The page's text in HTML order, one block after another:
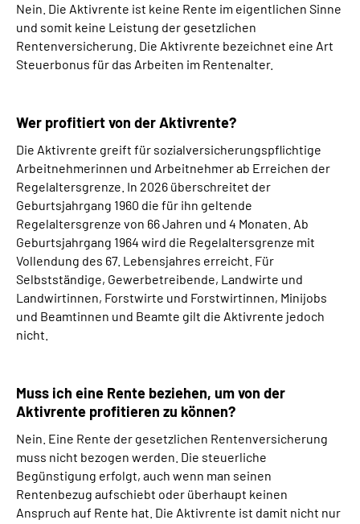
Suche
Nein. Die Aktivrente ist keine Rente im eigentlichen Sinne
und somit keine Leistung der gesetzlichen
Rentenversicherung. Die Aktivrente bezeichnet eine Art
Steuerbonus für das Arbeiten im Rentenalter.
Wer profitiert von der Aktivrente?
Die Aktivrente greift für sozialversicherungspflichtige
Arbeitnehmerinnen und Arbeitnehmer ab Erreichen der
Regelaltersgrenze. In 2026 überschreitet der
Geburtsjahrgang 1960 die für ihn geltende
Regelaltersgrenze von 66 Jahren und 4 Monaten. Ab
Geburtsjahrgang 1964 wird die Regelaltersgrenze mit
Vollendung des 67. Lebensjahres erreicht. Für
Selbstständige, Gewerbetreibende, Landwirte und
Landwirtinnen, Forstwirte und Forstwirtinnen, Minijobs
und Beamtinnen und Beamte gilt die Aktivrente jedoch
nicht.
Muss ich eine Rente beziehen, um von der
Aktivrente profitieren zu können?
Nein. Eine Rente der gesetzlichen Rentenversicherung
muss nicht bezogen werden. Die steuerliche
Begünstigung erfolgt, auch wenn man seinen
Rentenbezug aufschiebt oder überhaupt keinen
Anspruch auf Rente hat. Die Aktivrente ist damit nicht nur